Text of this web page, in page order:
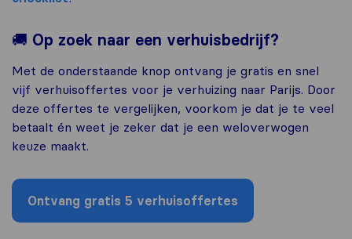
🚚 Op zoek naar een verhuisbedrijf?
Met de onderstaande knop ontvang je gratis en snel
vijf verhuisoffertes voor je verhuizing naar Parijs. Door
deze offertes te vergelijken, voorkom je dat je te veel
betaalt én weet je zeker dat je een weloverwogen
keuze maakt.
Ontvang gratis 5 verhuisoffertes